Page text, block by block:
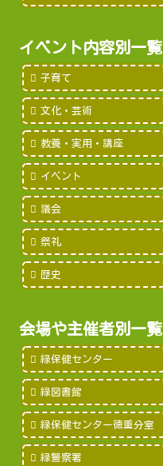
イベント内容別一覧
子育て
文化・芸術
教養・実用・講座
イベント
議会
祭礼
歴史
会場や主催者別一覧
緑保健センター
緑図書館
緑保健センター徳重分室
緑警察署